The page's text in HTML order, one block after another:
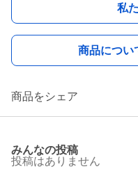
私
商品につい
商品をシェア
みんなの投稿
投稿はありません